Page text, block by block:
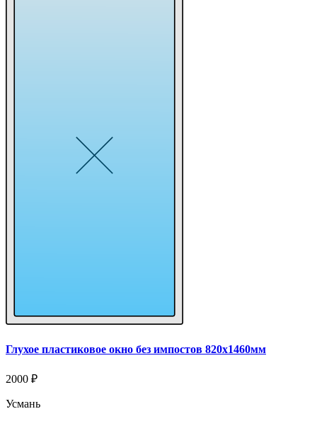
Глухое пластиковое окно без импостов 820x1460мм
2000 ₽
Усмань